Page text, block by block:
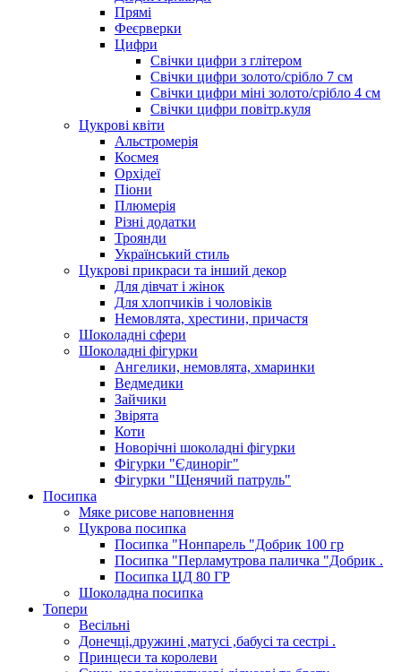
Прямі
Феєрверки
Цифри
Свічки цифри з глітером
Свічки цифри золото/срібло 7 см
Свічки цифри міні золото/срібло 4 см
Свічки цифри повітр.куля
Цукрові квіти
Альстромерія
Космея
Орхідеї
Піони
Плюмерія
Різні додатки
Троянди
Український стиль
Цукрові прикраси та інший декор
Для дівчат і жінок
Для хлопчиків і чоловіків
Немовлята, хрестини, причастя
Шоколадні сфери
Шоколадні фігурки
Ангелики, немовлята, хмаринки
Ведмедики
Зайчики
Звірята
Коти
Новорічні шоколадні фігурки
Фігурки "Єдиноріг"
Фігурки "Щенячий патруль"
Посипка
Мяке рисове наповнення
Цукрова посипка
Посипка "Нонпарель "Добрик 100 гр
Посипка "Перламутрова паличка "Добрик .
Посипка ЦД 80 ГР
Шоколадна посипка
Топери
Весільні
Донечці,дружині ,матусі ,бабусі та сестрі .
Принцеси та королеви